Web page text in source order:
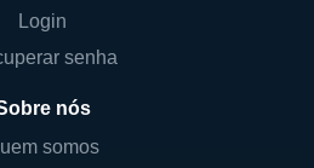
sites e serviços em
redes e serviços de
Login
senha
nós
somos